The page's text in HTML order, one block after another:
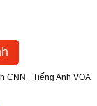
CNN Tiếng Anh VOA